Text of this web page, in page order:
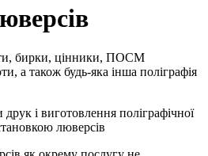
бирки, цінники, ПОСМ
а також будь-яка інша поліграфія
і виготовлення поліграфічної
люверсів